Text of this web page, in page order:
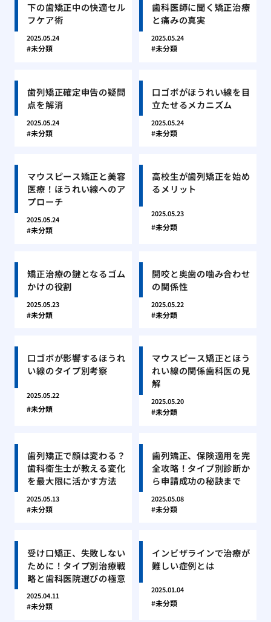
下の歯矯正中の快適セル
フケア術
2025.05.24
未分類
歯科医師に聞く矯正治療
と痛みの真実
2025.05.24
未分類
歯列矯正確定申告の疑問
点を解消
2025.05.24
未分類
口ゴボがほうれい線を目
立たせるメカニズム
2025.05.24
未分類
マウスピース矯正と美容
医療！ほうれい線へのア
プローチ
2025.05.24
未分類
高校生が歯列矯正を始め
るメリット
2025.05.23
未分類
矯正治療の鍵となるゴム
かけの役割
2025.05.23
未分類
開咬と奥歯の噛み合わせ
の関係性
2025.05.22
未分類
口ゴボが影響するほうれ
い線のタイプ別考察
2025.05.22
未分類
マウスピース矯正とほう
れい線の関係歯科医の見
解
2025.05.20
未分類
歯列矯正で顔は変わる？
歯科衛生士が教える変化
を最大限に活かす方法
2025.05.13
未分類
歯列矯正、保険適用を完
全攻略！タイプ別診断か
ら申請成功の秘訣まで
2025.05.08
未分類
受け口矯正、失敗しない
ために！タイプ別治療戦
略と歯科医院選びの極意
2025.04.11
未分類
インビザラインで治療が
難しい症例とは
2025.01.04
未分類